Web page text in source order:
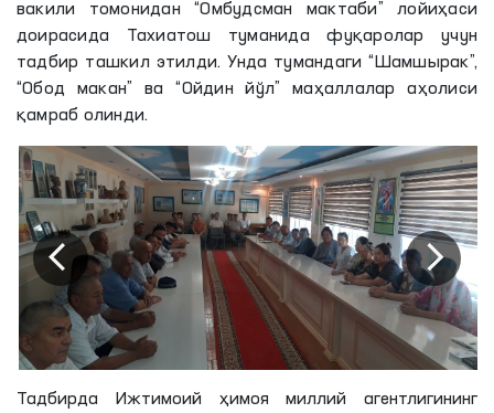
вакили томонидан “Омбудсман мактаби” лойиҳаси
доирасида Тахиатош туманида фуқаролар учун
тадбир ташкил этилди. Унда тумандаги “Шамшырак”,
“Обод макан” ва “Ойдин йўл” маҳаллалар аҳолиси
қамраб олинди.
Тадбирда Ижтимоий ҳимоя миллий агентлигининг